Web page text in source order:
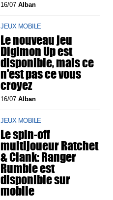
16/07Alban
JEUX MOBILE
Le nouveau jeu
Digimon Up est
disponible, mais ce
n'est pas ce vous
croyez
16/07Alban
JEUX MOBILE
Le spin-off
multijoueur Ratchet
& Clank: Ranger
Rumble est
disponible sur
mobile